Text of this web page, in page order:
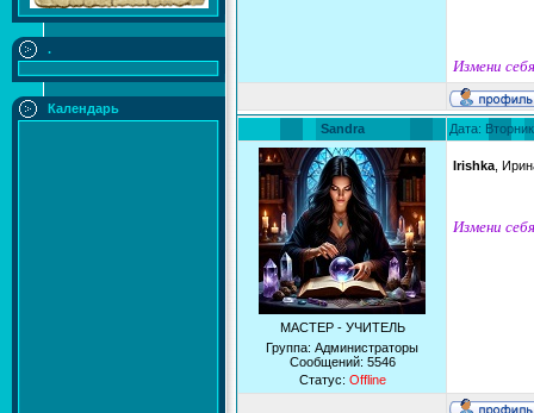
.
Календарь
Измени
Sandra Дата:
МАСТЕР - УЧИТЕЛЬ
Группа: Администраторы
Сообщений: 5546
Статус: Offline
Irishka ,
Измени